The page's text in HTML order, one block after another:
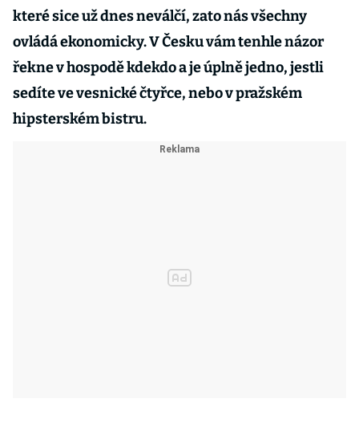
které sice už dnes neválčí, zato nás všechny
ovládá ekonomicky. V Česku vám tenhle názor
řekne v hospodě kdekdo a je úplně jedno, jestli
sedíte ve vesnické čtyřce, nebo v pražském
hipsterském bistru.